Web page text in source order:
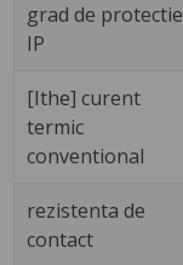
grad de protectie
IP
[Ithe] curent
termic
conventional
rezistenta de
contact